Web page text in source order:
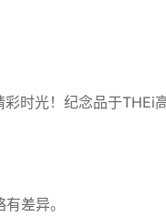
时光！纪念品于THEi
差异。